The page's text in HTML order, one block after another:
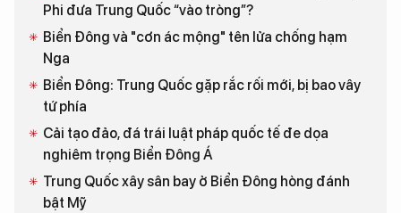
Phi đưa Trung Quốc “vào tròng”?
Biển Đông và "cơn ác mộng" tên lửa chống hạm
Nga
Biển Đông: Trung Quốc gặp rắc rối mới, bị bao vây
tứ phía
Cải tạo đảo, đá trái luật pháp quốc tế đe dọa
nghiêm trọng Biển Đông Á
Trung Quốc xây sân bay ở Biển Đông hòng đánh
bật Mỹ